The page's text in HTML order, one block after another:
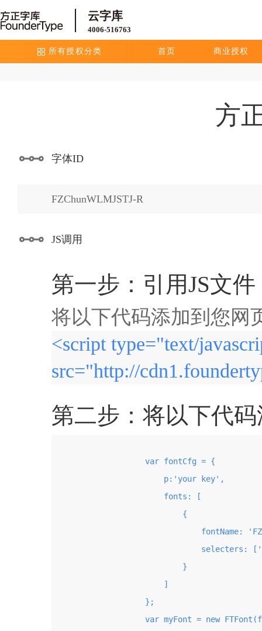
云字库
4006-516763
所有授权分类 首页 商业授权
方
字体ID
FZChunWLMJSTJ-R
JS调用
第一步：引用JS文件
将以下代码添加到您网
<script type="text/
src="http://
第二步：将以下代
                    var fontCfg = {
                        p:'your key',
                        fonts: [
                            {
fontName:
selecters:
                            }
                        ]
                    };
var myFont = new